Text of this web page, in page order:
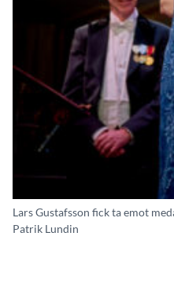
Lars Gustafsson fick ta emot
Patrik Lundin